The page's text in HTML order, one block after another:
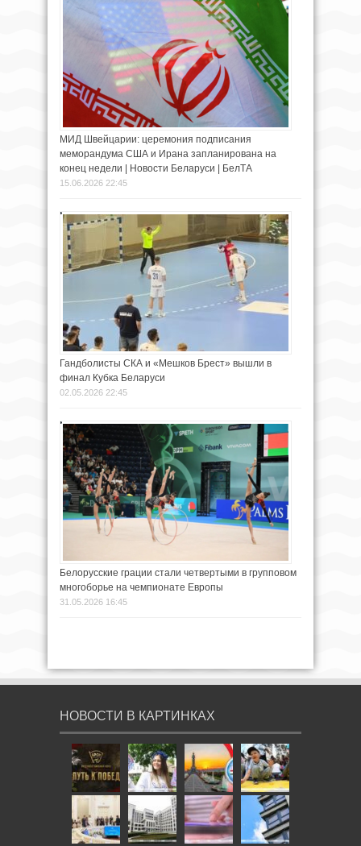
МИД Швейцарии: церемония подписания
меморандума США и Ирана запланирована на
конец недели | Новости Беларуси | БелТА
15.06.2026 22:45
Гандболисты СКА и «Мешков Брест» вышли в
финал Кубка Беларуси
02.05.2026 22:45
Белорусские грации стали четвертыми в групповом
многоборье на чемпионате Европы
31.05.2026 16:45
НОВОСТИ В КАРТИНКАХ